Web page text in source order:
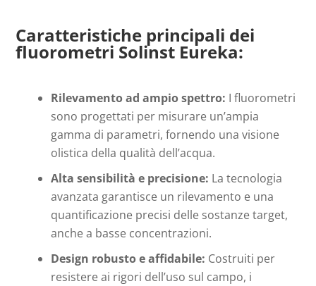
Caratteristiche principali dei
fluorometri Solinst Eureka:
Rilevamento ad ampio spettro: I fluorometri
sono progettati per misurare un’ampia
gamma di parametri, fornendo una visione
olistica della qualità dell’acqua.
Alta sensibilità e precisione: La tecnologia
avanzata garantisce un rilevamento e una
quantificazione precisi delle sostanze target,
anche a basse concentrazioni.
Design robusto e affidabile: Costruiti per
resistere ai rigori dell’uso sul campo, i